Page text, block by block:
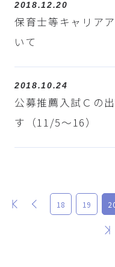
2018.12.20
保育士等キャリア
いて
2018.10.24
公募推薦入試Ｃの
す（11/5～16）
最初 前 18 19
最後